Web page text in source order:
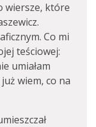
wiersze, które
Co mi
teściowej:
umiałam
wiem, co na